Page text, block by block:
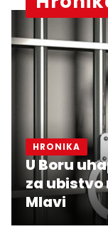
HRONIKA
U Boru
za ubistvo
Mlavi